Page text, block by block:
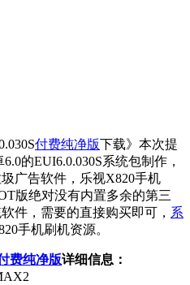
付费纯净版下载》本次提
的EUI6.0.030S系统包制作，
广告软件，乐视X820手机
版绝对没有内置多余的第三
件，需要的直接购买即可， 系
手机刷机资源。
费纯净版详细信息：